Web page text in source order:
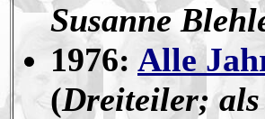
Susanne
1976: Alle
(Dreiteiler; als